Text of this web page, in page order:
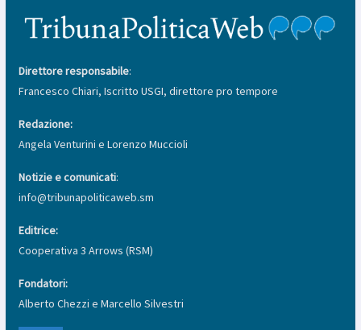
Direttore responsabile:
Francesco Chiari, Iscritto USGI, direttore pro tempore
Redazione:
Angela Venturini e Lorenzo Muccioli
Notizie e comunicati:
info@tribunapoliticaweb.sm
Editrice:
Cooperativa 3 Arrows (RSM)
Fondatori:
Alberto Chezzi e Marcello Silvestri